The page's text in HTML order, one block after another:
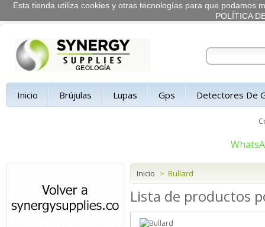
Inicio Brújulas Lupas Gps Detectores De
Inicio > Bullard
Lista de productos
Esta tienda utiliza cookies y otras tecnologías para que podamos
POLÍTICA